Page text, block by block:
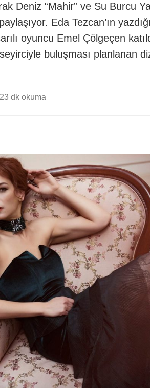
Deniz “Mahir” ve Su Burcu
Eda Tezcan’ın
oyuncu Emel Çölgeçen
buluşması planlanan
3 dk okuma